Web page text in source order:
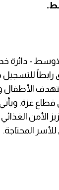
- دائرة
للتسجيل
الأطفال
قطاع غزة.
الأمن
المحتاجة.